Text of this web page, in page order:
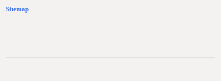
Sitemap